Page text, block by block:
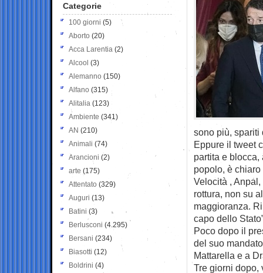
sono più, spariti
Eppure il tweet
partita e blocca,
popolo, è
Velocità ,
rottura, non su
maggioranza.
capo dello
Poco dopo il
del suo
Mattarella e a
Tre giorni dopo,
Categorie
100 giorni (5)
Aborto (20)
Acca Larentia (2)
Alcool (3)
Alemanno (150)
Alfano (315)
Alitalia (123)
Ambiente (341)
AN (210)
Animali (74)
Arancioni (2)
arte (175)
Attentato (329)
Auguri (13)
Batini (3)
Berlusconi (4.295)
Bersani (234)
Biasotti (12)
Boldrini (4)